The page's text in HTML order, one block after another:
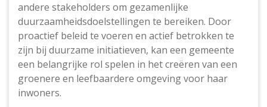
andere stakeholders om gezamenlijke
duurzaamheidsdoelstellingen te bereiken. Door
proactief beleid te voeren en actief betrokken te
zijn bij duurzame initiatieven, kan een gemeente
een belangrijke rol spelen in het creëren van een
groenere en leefbaardere omgeving voor haar
inwoners.